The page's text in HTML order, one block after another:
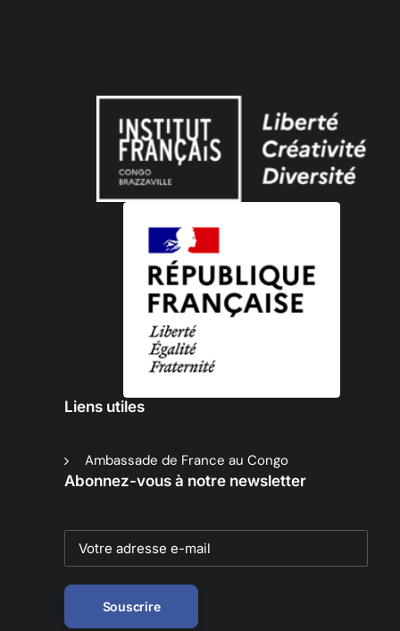
Liens utiles
Ambassade de France au Congo
Abonnez-vous à notre newsletter